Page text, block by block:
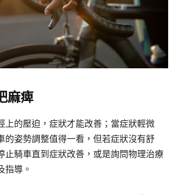
麻痺
上的壓迫，症狀才能改善；當症狀輕微
的姿勢調整值得一看，但若症狀沒有舒
止騎車直到症狀改善，或是詢問物理治療
指導。